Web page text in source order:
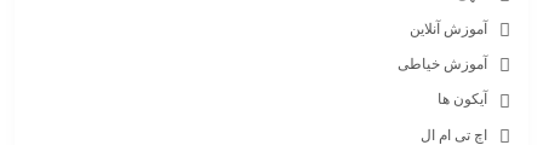
آموزش آنلاین
آموزش خیاطی
آیکون ها
اچ تی ام ال